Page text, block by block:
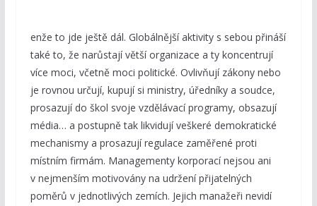
enže to jde ještě dál. Globálnější aktivity s sebou přináší
také to, že narůstají větší organizace a ty koncentrují
více moci, včetně moci politické. Ovlivňují zákony nebo
je rovnou určují, kupují si ministry, úředníky a soudce,
prosazují do škol svoje vzdělávací programy, obsazují
média… a postupně tak likvidují veškeré demokratické
mechanismy a prosazují regulace zaměřené proti
místním firmám. Managementy korporací nejsou ani
v nejmenším motivovány na udržení přijatelných
poměrů v jednotlivých zemích. Jejich manažeři nevidí